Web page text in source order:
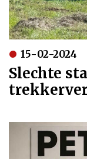
15-02-2024
Slechte